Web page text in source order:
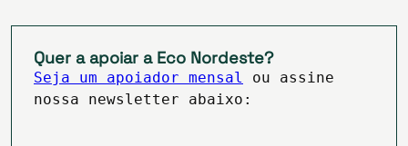
Quer a apoiar a Eco Nordeste?
Seja um apoiador mensal
ou assine
nossa newsletter abaixo: